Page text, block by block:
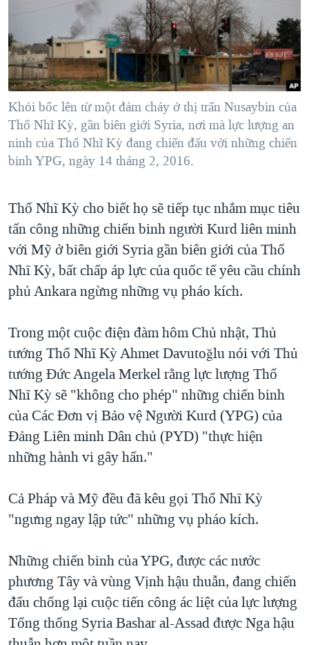
NGƯỜI VIỆT HẢI NGOẠI
ĐỜI SỐNG
KINH TẾ
KHOA HỌC
SỨC KHOẺ
VĂN HOÁ
THỂ THAO
HÀNH TRÌNH BẦU CỬ 2024
MỘT NĂM CHIẾN TRANH TẠI DẢI GAZA
GIẢI MÃ VÀNH ĐAI & CON ĐƯỜNG
NGÀY TỊ NẠN THẾ GIỚI
TRỊNH VĨNH BÌNH - NGƯỜI HẠ 'BÊN THẮNG CUỘC'
GROUND ZERO – XƯA VÀ NAY
CÁC GIÁ TRỊ CỘNG HÒA Ở VIỆT NAM
THƯỢNG ĐỈNH TRUMP-KIM TẠI VIỆT NAM
TRỊNH VĨNH BÌNH VS. CHÍNH PHỦ VIỆT NAM
NGƯ DÂN VIỆT VÀ LÀN SÓNG TRỘM HẢI SÂM
BÊN KIA QUỐC LỘ: TIẾNG VỌNG TỪ NÔNG THÔN MỸ
QUAN HỆ VIỆT MỸ
NGHE
MẠNG XÃ HỘI
Ngôn ngữ khác
Khói bốc lên từ một đám cháy ở thị trấn Nusaybin của
Thổ Nhĩ Kỳ, gần biên giới Syria, nơi mà lực lượng an
ninh của Thổ Nhĩ Kỳ đang chiến đấu với những chiến
binh YPG, ngày 14 tháng 2, 2016.
Thổ Nhĩ Kỳ cho biết họ sẽ tiếp tục nhắm mục tiêu
tấn công những chiến binh người Kurd liên minh
với Mỹ ở biên giới Syria gần biên giới của Thổ
Nhĩ Kỳ, bất chấp áp lực của quốc tế yêu cầu chính
phủ Ankara ngừng những vụ pháo kích.
Trong một cuộc điện đàm hôm Chủ nhật, Thủ
tướng Thổ Nhĩ Kỳ Ahmet Davutoğlu nói với Thủ
tướng Đức Angela Merkel rằng lực lượng Thổ
Nhĩ Kỳ sẽ "không cho phép" những chiến binh
của Các Đơn vị Bảo vệ Người Kurd (YPG) của
Đảng Liên minh Dân chủ (PYD) "thực hiện
những hành vi gây hấn."
Cả Pháp và Mỹ đều đã kêu gọi Thổ Nhĩ Kỳ
"ngưng ngay lập tức" những vụ pháo kích.
Những chiến binh của YPG, được các nước
phương Tây và vùng Vịnh hậu thuẫn, đang chiến
đấu chống lại cuộc tiến công ác liệt của lực lượng
Tổng thống Syria Bashar al-Assad được Nga hậu